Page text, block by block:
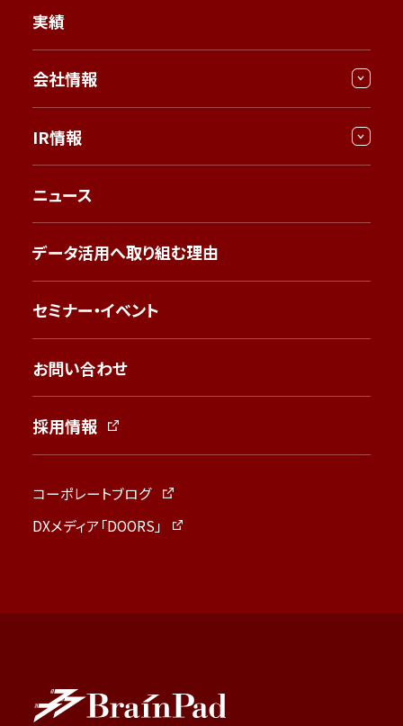
実績
会社情報
IR情報
ニュース
データ活用へ取り組む理由
セミナー・イベント
お問い合わせ
採用情報
コーポレートブログ
DXメディア「DOORS」